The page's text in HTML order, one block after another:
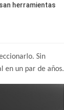
herramientas
Sin
en un par de años.